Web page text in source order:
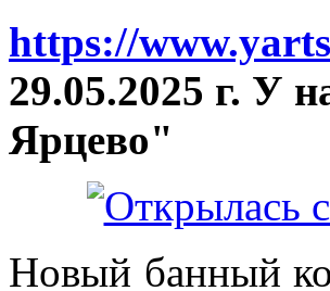
https://
29.05.2025 г. У
Ярцево"
Новый банный